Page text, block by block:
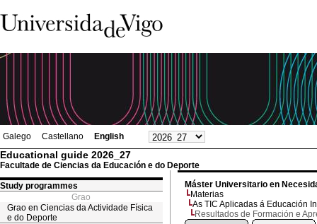
Galego Castellano English
Educational guide 2026_27
Facultade de Ciencias da Educación e do Deporte
Study programmes
Grao
Grao en Ciencias da Actividade Física
e do Deporte
Máster Universitario en
Materias
As TIC Aplicadas á Educación
Resultados de Formación e